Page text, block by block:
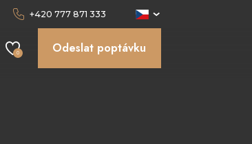
+420 777 871 333
Odeslat poptávku